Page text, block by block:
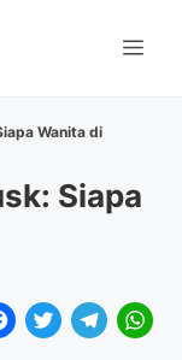
Wanita di
Siapa
T
T
W